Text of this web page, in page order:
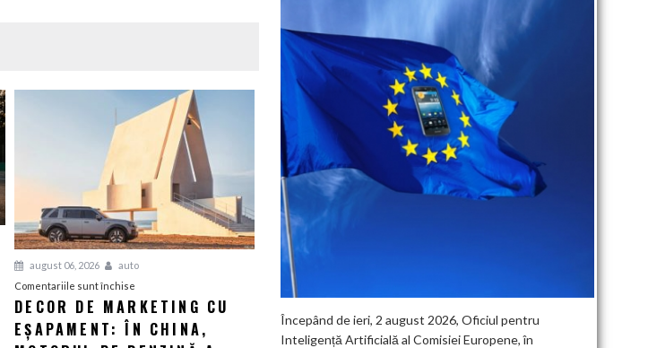
august 06, 2026
auto
Comentariile sunt închise
Decor
de
marketing
DECOR DE MARKETING CU
EȘAPAMENT: ÎN CHINA,
Începând de ieri, 2 august 2026, Oficiul pentru
Inteligență Artificială al Comisiei Europene, în